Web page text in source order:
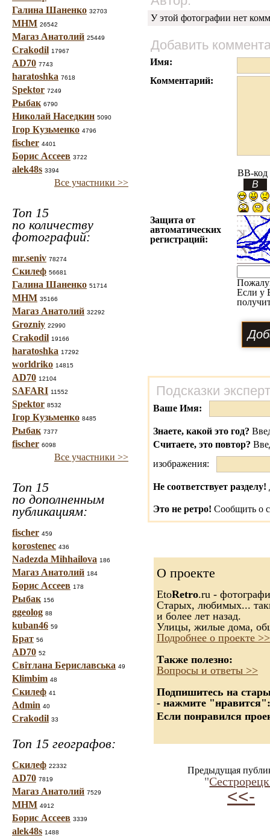
Галина Шаненко 32703
МНМ 26542
Магаз Анатолий 25449
Crakodil 17967
AD70 7743
haratoshka 7618
Spektor 7249
Рыбак 6790
Николай Наседкин 5090
Ігор Кузьменко 4796
fischer 4401
Борис Ассеев 3722
alek48s 3394
Все участники >>
Топ 15
по количеству
фотографий:
mr.seniv 78274
Скилеф 56681
Галина Шаненко 51714
МНМ 35166
Магаз Анатолий 32292
Grozniy 22990
Crakodil 19166
haratoshka 17292
worldriko 14815
AD70 12104
SAFARI 11552
Spektor 8532
Ігор Кузьменко 8485
Рыбак 7377
fischer 6098
Все участники >>
Топ 15
по дополненным
публикациям:
fischer 459
korostenec 436
Nadezda Mihhailova 186
Магаз Анатолий 184
Борис Ассеев 178
Рыбак 156
ggeolog 88
kuban46 59
Брат 56
AD70 52
Світлана Бериславська 49
Klimbim 48
Скилеф 41
Admin 40
Crakodil 33
Топ 15 географов:
Скилеф 22332
AD70 7819
Магаз Анатолий 7529
МНМ 4912
Борис Ассеев 3339
alek48s 1488
У этой фотографии нет
Добавить
Имя:
Комментарий:
BB-код
Защита от
автоматических
регистраций:
Если у
Подсказки
Ваше Имя:
Знаете, какой это год?
Считаете, это повтор?
изображения:
Не соответствует разделу!
Это не ретро! Сообщить о
О проекте
EtoRetro.ru -
Старых, любимых...
и более лет назад.
Улицы, жилые дома,
Подробнее о проекте >>
Также полезно:
Вопросы и ответы >>
Подпишитесь на
- нажмите "нравится":
Если понравился
Предыдущая
"
<<-